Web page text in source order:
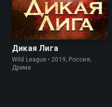
Дикая Лига
Wild League • 2019, Россия,
Драма